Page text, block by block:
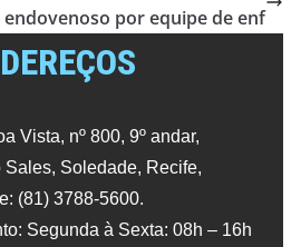
por equipe de enf
Vista, nº 800, 9º andar,
Soledade, Recife,
(81) 3788-5600.
Segunda à Sexta: 08h – 16h